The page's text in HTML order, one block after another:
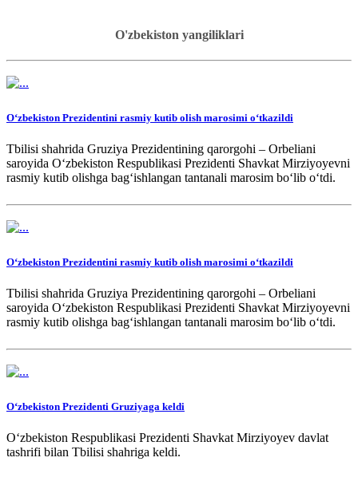
O'zbekiston yangiliklari
Oʻzbekiston Prezidentini rasmiy kutib olish marosimi oʻtkazildi
Tbilisi shahrida Gruziya Prezidentining qarorgohi – Orbeliani
saroyida Oʻzbekiston Respublikasi Prezidenti Shavkat Mirziyoyevni
rasmiy kutib olishga bagʻishlangan tantanali marosim boʻlib oʻtdi.
Oʻzbekiston Prezidentini rasmiy kutib olish marosimi oʻtkazildi
Tbilisi shahrida Gruziya Prezidentining qarorgohi – Orbeliani
saroyida Oʻzbekiston Respublikasi Prezidenti Shavkat Mirziyoyevni
rasmiy kutib olishga bagʻishlangan tantanali marosim boʻlib oʻtdi.
Oʻzbekiston Prezidenti Gruziyaga keldi
Oʻzbekiston Respublikasi Prezidenti Shavkat Mirziyoyev davlat
tashrifi bilan Tbilisi shahriga keldi.